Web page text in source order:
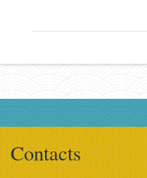
Contacts